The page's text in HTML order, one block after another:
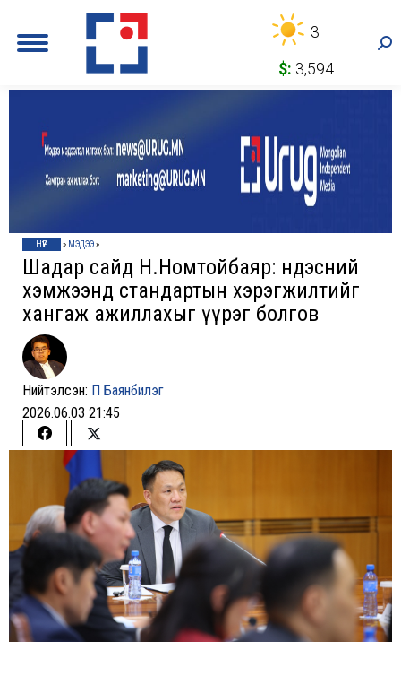
3
$: 3,594
НҮҮР » МЭДЭЭ»
Шадар сайд Н.Номтойбаяр: Үндэсний
хэмжээнд стандартын хэрэгжилтийг
хангаж ажиллахыг үүрэг болгов
Нийтэлсэн: П Баянбилэг
2026.06.03 21:45
Share
Facebook
Share
on
Twitter